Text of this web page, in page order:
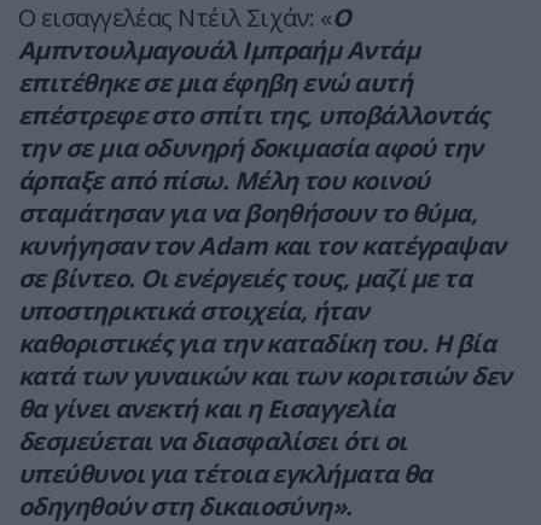
Ο εισαγγελέας Ντέιλ Σιχάν: «Ο
Αμπντουλμαγουάλ Ιμπραήμ Αντάμ
επιτέθηκε σε μια έφηβη ενώ αυτή
επέστρεφε στο σπίτι της, υποβάλλοντάς
την σε μια οδυνηρή δοκιμασία αφού την
άρπαξε από πίσω. Μέλη του κοινού
σταμάτησαν για να βοηθήσουν το θύμα,
κυνήγησαν τον Adam και τον κατέγραψαν
σε βίντεο. Οι ενέργειές τους, μαζί με τα
υποστηρικτικά στοιχεία, ήταν
καθοριστικές για την καταδίκη του. Η βία
κατά των γυναικών και των κοριτσιών δεν
θα γίνει ανεκτή και η Εισαγγελία
δεσμεύεται να διασφαλίσει ότι οι
υπεύθυνοι για τέτοια εγκλήματα θα
οδηγηθούν στη δικαιοσύνη».